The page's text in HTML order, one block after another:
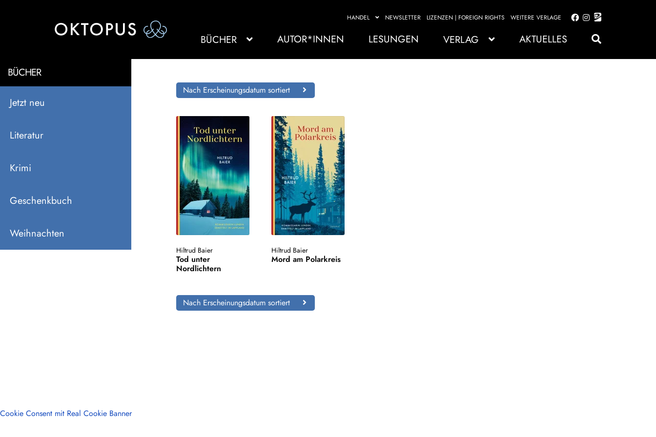
HANDEL NEWSLETTER LIZENZEN | FOREIGN RIGHTS WEITERE VERLAGE
Zur
springen
Zum
springen
BÜCHER AUTOR*INNEN LESUNGEN VERLAG AKTUELLES
BÜCHER
Jetzt neu
Literatur
Krimi
Geschenkbuch
Weihnachten
Nach Erscheinungsdatum sortiert
Hiltrud Baier
Tod unter
Nordlichtern
Hiltrud Baier
Mord am Polarkreis
Nach Erscheinungsdatum sortiert
Cookie Consent mit Real Cookie Banner